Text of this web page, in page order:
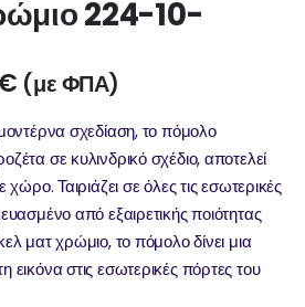
224-10-
(με ΦΠΑ)
σχεδίαση, το πόμολο
σε κυλινδρικό σχέδιο, αποτελεί
χώρο. Ταιριάζει σε όλες τις εσωτερικές
από εξαιρετικής ποιότητας
ματ χρώμιο, το πόμολο δίνει μια
εικόνα στις εσωτερικές πόρτες του